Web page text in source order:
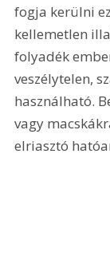
fogja kerülni
kellemetlen
folyadék
veszélytelen,
használható.
vagy
elriasztó